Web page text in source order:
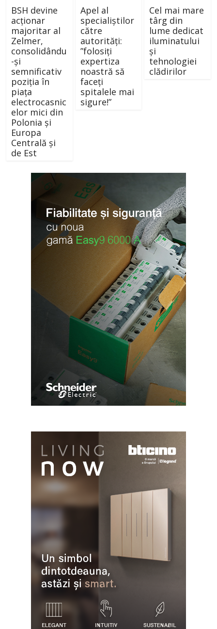
BSH devine
acționar
majoritar al
Zelmer,
consolidându
-și
semnificativ
poziția în
piața
electrocasnic
elor mici din
Polonia și
Europa
Centrală și
de Est
Apel al
specialiștilor
către
autorități:
”folosiți
expertiza
noastră să
faceți
spitalele mai
sigure!”
Cel mai mare
târg din
lume dedicat
iluminatului
și
tehnologiei
clădirilor